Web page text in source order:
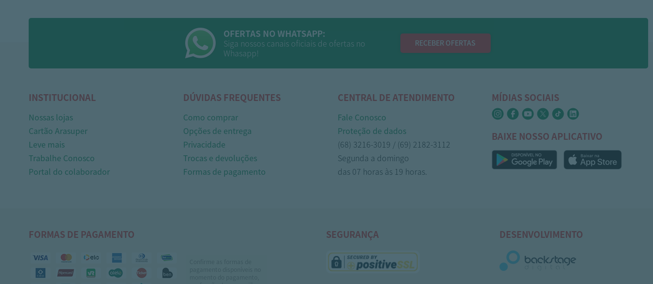
OFERTAS NO WHATSAPP:
Siga nossos canais oficiais de ofertas no
Whasapp!
RECEBER OFERTAS
INSTITUCIONAL
Nossas lojas
Cartão Arasuper
Leve mais
Trabalhe Conosco
Portal do colaborador
DÚVIDAS FREQUENTES
Como comprar
Opções de entrega
Privacidade
Trocas e devoluções
Formas de pagamento
CENTRAL DE ATENDIMENTO
Fale Conosco
Proteção de dados
(68) 3216-3019 / (69) 2182-3112
Segunda a domingo
das 07 horas às 19 horas.
MÍDIAS SOCIAIS
BAIXE NOSSO APLICATIVO
FORMAS DE PAGAMENTO SEGURANÇA DESENVOLVIMENTO